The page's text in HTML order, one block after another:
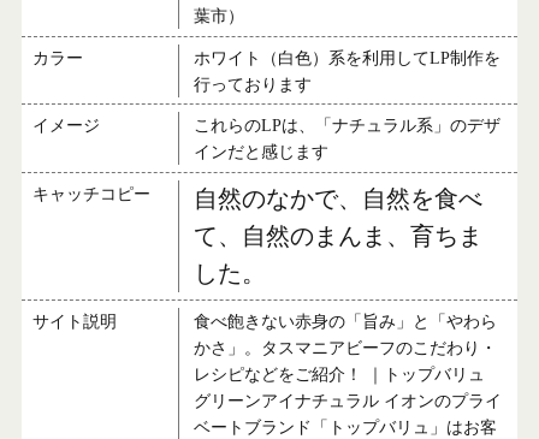
葉市）
カラー
ホワイト（白色）系を利用してLP制作を
行っております
イメージ
これらのLPは、「ナチュラル系」のデザ
インだと感じます
キャッチコピー
自然のなかで、自然を食べ
て、自然のまんま、育ちま
した。
サイト説明
食べ飽きない赤身の「旨み」と「やわら
かさ」。タスマニアビーフのこだわり・
レシピなどをご紹介！ ｜トップバリュ
グリーンアイナチュラル イオンのプライ
ベートブランド「トップバリュ」はお客